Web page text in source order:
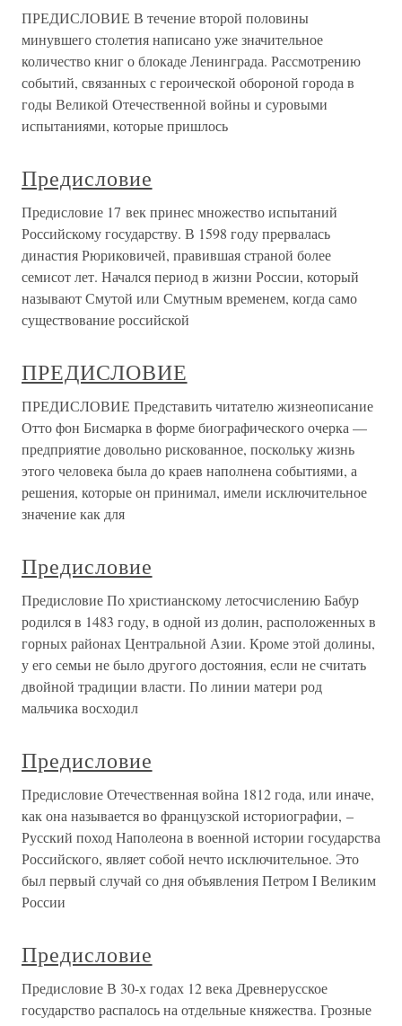
ПРЕДИСЛОВИЕ В течение второй половины
минувшего столетия написано уже значительное
количество книг о блокаде Ленинграда. Рассмотрению
событий, связанных с героической обороной города в
годы Великой Отечественной войны и суровыми
испытаниями, которые пришлось
Предисловие
Предисловие 17 век принес множество испытаний
Российскому государству. В 1598 году прервалась
династия Рюриковичей, правившая страной более
семисот лет. Начался период в жизни России, который
называют Смутой или Смутным временем, когда само
существование российской
ПРЕДИСЛОВИЕ
ПРЕДИСЛОВИЕ Представить читателю жизнеописание
Отто фон Бисмарка в форме биографического очерка —
предприятие довольно рискованное, поскольку жизнь
этого человека была до краев наполнена событиями, а
решения, которые он принимал, имели исключительное
значение как для
Предисловие
Предисловие По христианскому летосчислению Бабур
родился в 1483 году, в одной из долин, расположенных в
горных районах Центральной Азии. Кроме этой долины,
у его семьи не было другого достояния, если не считать
двойной традиции власти. По линии матери род
мальчика восходил
Предисловие
Предисловие Отечественная война 1812 года, или иначе,
как она называется во французской историографии, –
Русский поход Наполеона в военной истории государства
Российского, являет собой нечто исключительное. Это
был первый случай со дня объявления Петром I Великим
России
Предисловие
Предисловие В 30-х годах 12 века Древнерусское
государство распалось на отдельные княжества. Грозные